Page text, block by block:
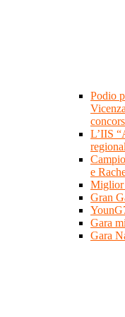
Podio
L’IIS
e
Miglior
Gran
Gara
Gara